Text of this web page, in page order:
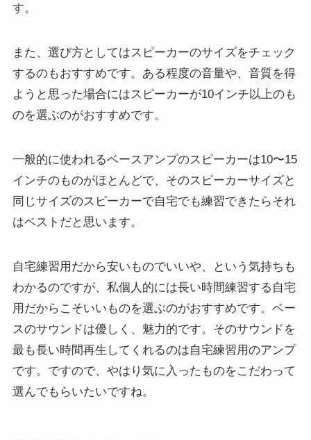
す。
また、選び方としてはスピーカーのサイズをチェック
するのもおすすめです。ある程度の音量や、音質を得
ようと思った場合にはスピーカーが10インチ以上のも
のを選ぶのがおすすめです。
一般的に使われるベースアンプのスピーカーは10〜15
インチのものがほとんどで、そのスピーカーサイズと
同じサイズのスピーカーで自宅でも練習できたらそれ
はベストだと思います。
自宅練習用だから安いものでいいや、という気持ちも
わかるのですが、私個人的には長い時間練習する自宅
用だからこそいいものを選ぶのがおすすめです。ベー
スのサウンドは優しく、魅力的です。そのサウンドを
最も長い時間再生してくれるのは自宅練習用のアンプ
です。ですので、やはり気に入ったものをこだわって
選んでもらいたいですね。